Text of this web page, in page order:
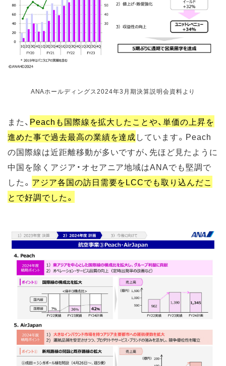
ANAホールディングス2024年3月期決算説明会資料より
また、 Peachも国際線を拡大したことや、単価の上昇を
進めた事で過去最高の業績を達成しています。Peach
の国際線は近距離移動が多いですが、先ほど見たように
中国を除くアジア・オセアニア地域はANAでも堅調で
した。 アジア各国の訪日需要をLCCでも取り込んだこ
とで好調でした。